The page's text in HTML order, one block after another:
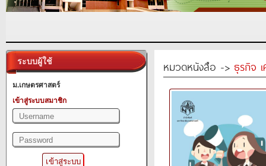
ระบบผู้ใช้
ม.เกษตรศาสตร์
เข้าสู่ระบบสมาชิก
หมวดหนังสือ -> ธุรกิจ